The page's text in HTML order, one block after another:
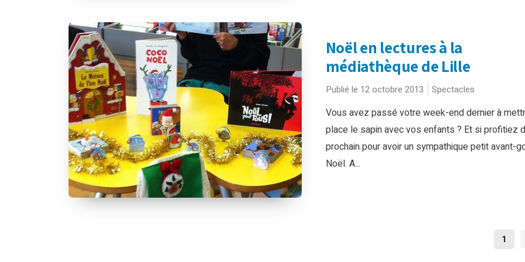
Noël en lectures à la
médiathèque de Lille
Publié le 12 octobre 2013 Spectacles
Vous avez passé votre week-end dernier à
place le sapin avec vos enfants ? Et si profitiez
prochain pour avoir un sympathique petit avant-
Noël. A...
1